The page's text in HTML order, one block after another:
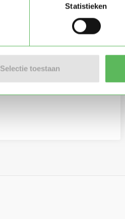
Statistieken
Selectie toestaan
van Oppasland.